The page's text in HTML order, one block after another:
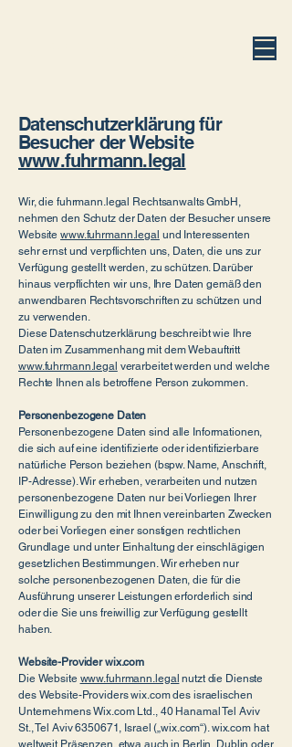
Datenschutzerklärung für
Besucher der Website
www.fuhrmann.legal
Wir, die fuhrmann.legal Rechtsanwalts GmbH,
nehmen den Schutz der Daten der Besucher unsere
Websitewww.fuhrmann.legal und Interessenten
sehr ernst und verpflichten uns, Daten, die uns zur
Verfügung gestellt werden, zu schützen. Darüber
hinaus verpflichten wir uns, Ihre Daten gemäß den
anwendbaren Rechtsvorschriften zu schützen und
zu verwenden.
Diese Datenschutzerklärung beschreibt wie Ihre
Daten im Zusammenhang mit dem Webauftritt
www.fuhrmann.legal verarbeitet werden und welche
Rechte Ihnen als betroffene Person zukommen.
Personenbezogene Daten
Personenbezogene Daten sind alle Informationen,
die sich auf eine identifizierte oder identifizierbare
natürliche Person beziehen (bspw. Name, Anschrift,
IP-Adresse). Wir erheben, verarbeiten und nutzen
personenbezogene Daten nur bei Vorliegen Ihrer
Einwilligung zu den mit Ihnen vereinbarten Zwecken
oder bei Vorliegen einer sonstigen rechtlichen
Grundlage und unter Einhaltung der einschlägigen
gesetzlichen Bestimmungen. Wir erheben nur
solche personenbezogenen Daten, die für die
Ausführung unserer Leistungen erforderlich sind
oder die Sie uns freiwillig zur Verfügung gestellt
haben.
Website-Provider wix.com
Die Website www.fuhrmann.legal nutzt die Dienste
des Website-Providers wix.com des israelischen
Unternehmens Wix.com Ltd., 40 Hanamal Tel Aviv
St., Tel Aviv 6350671, Israel („wix.com“). wix.com hat
weltweit Präsenzen, etwa auch in Berlin, Dublin oder